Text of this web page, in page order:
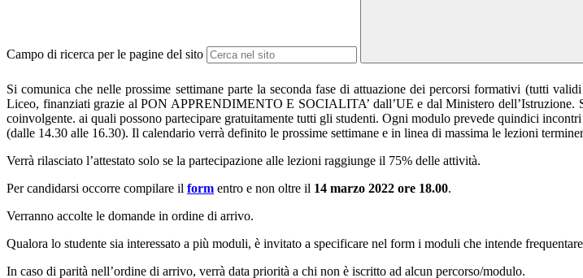
Campo di ricerca per le pagine del sito
Si comunica che nelle prossime settimane parte la seconda fase di attuazione dei percorsi formativi (tutti
Liceo, finanziati grazie al PON APPRENDIMENTO E SOCIALITA’ dall’UE e dal Ministero dell’Istruzione.
coinvolgente. ai quali possono partecipare gratuitamente tutti gli studenti.Ogni modulo prevede quindici
(dalle 14.30 alle 16.30). Il calendario verrà definito le prossime settimane e in linea di massima le lezioni
Verrà rilasciato l’attestato solo se la partecipazione alle lezioni raggiunge il 75% delle attività.
Per candidarsi occorre compilare il form entro e non oltre il 14 marzo 2022 ore 18.00.
Verranno accolte le domande in ordine di arrivo.
Qualora lo studente sia interessato a più moduli, è invitato a specificare nel form i moduli che intende
In caso di parità nell’ordine di arrivo, verrà data priorità a chi non è iscritto ad alcun percorso/modulo.